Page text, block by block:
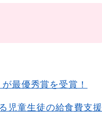
最優秀賞を受賞！
児童生徒の給食費支援